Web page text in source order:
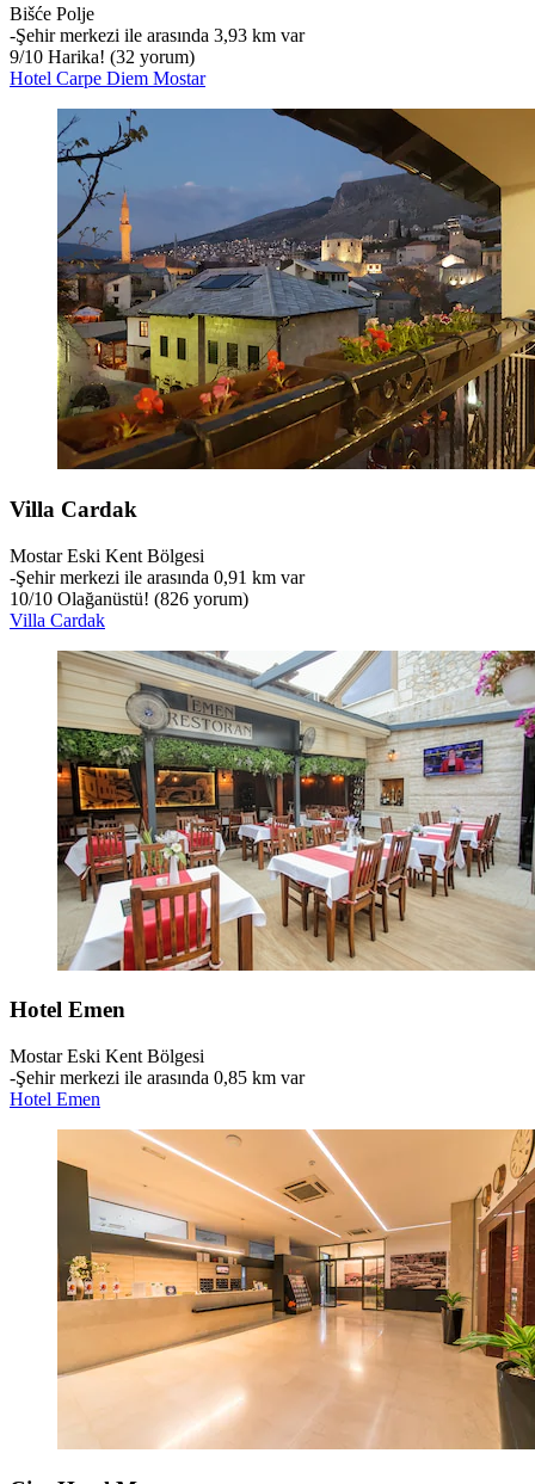
Bišće Polje
‐Şehir merkezi ile arasında 3,93 km var
9/10 Harika! (32 yorum)
Hotel Carpe Diem Mostar
Villa Cardak
Mostar Eski Kent Bölgesi
‐Şehir merkezi ile arasında 0,91 km var
10/10 Olağanüstü! (826 yorum)
Villa Cardak
Hotel Emen
Mostar Eski Kent Bölgesi
‐Şehir merkezi ile arasında 0,85 km var
Hotel Emen